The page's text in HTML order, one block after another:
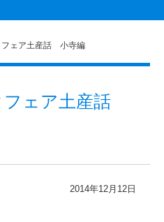
フェア土産話 小寺編
フェア土産話
2014年12月12日